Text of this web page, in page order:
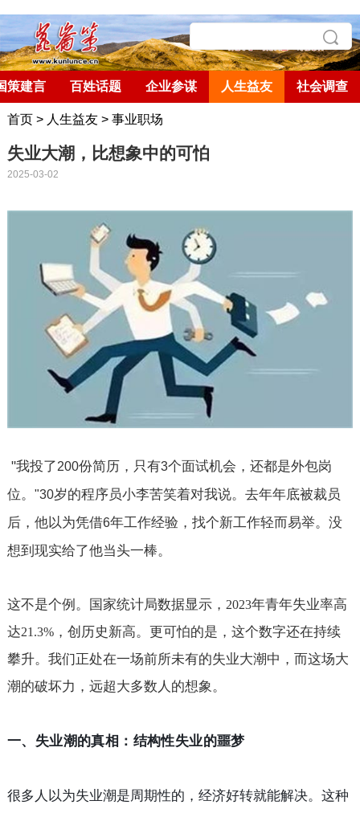
策建言 百姓话题 企业参谋 人生益友 社会调查
首页> 人生益友> 事业职场
失业大潮，比想象中的可怕
2025-03-02
"我投了200份简历，只有3个面试机会，还都是外包岗
位。 "30岁的程序员小李苦笑着对我说。去年年底被裁员
后，他以为凭借6年工作经验，找个新工作轻而易举。没
想到现实给了他当头一棒。
这不是个例。国家统计局数据显示， 2023年青年失业率高
达21.3%，创历史新高。更可怕的是，这个数字还在持续
攀升。我们正处在一场前所未有的失业大潮中，而这场大
潮的破坏力，远超大多数人的想象。
一、失业潮的真相：结构性失业的噩梦
很多人以为失业潮是周期性的，经济好转就能解决。这种